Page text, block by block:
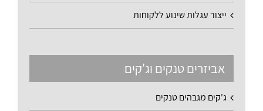
ייצור עגלות שינוע ללקוחות
אביזרים טנקים וג'קים
ג'קים מגבהים טנקים